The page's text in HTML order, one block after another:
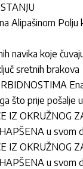
Alipašinom Polju
navika koje
sretnih brakova
što prije pošalje
IZ OKRUŽNOG
u svom
IZ OKRUŽNOG
u svom